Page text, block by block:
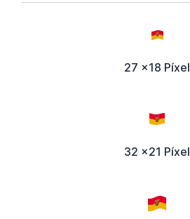
27 x18 Píxel
32 x21 Píxel